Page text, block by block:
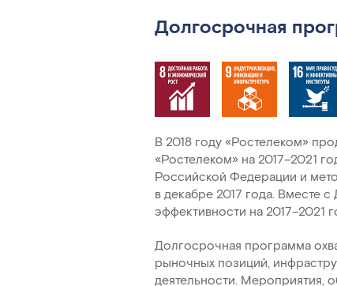
Долгосрочная
В 2018 году «Ростелеком»
«Ростелеком» на 2017–2021
Российской Федерации и
в декабре 2017 года. Вместе
эффективности на 2017–2021
Долгосрочная программа
рыночных позиций,
деятельности. Мероприятия,